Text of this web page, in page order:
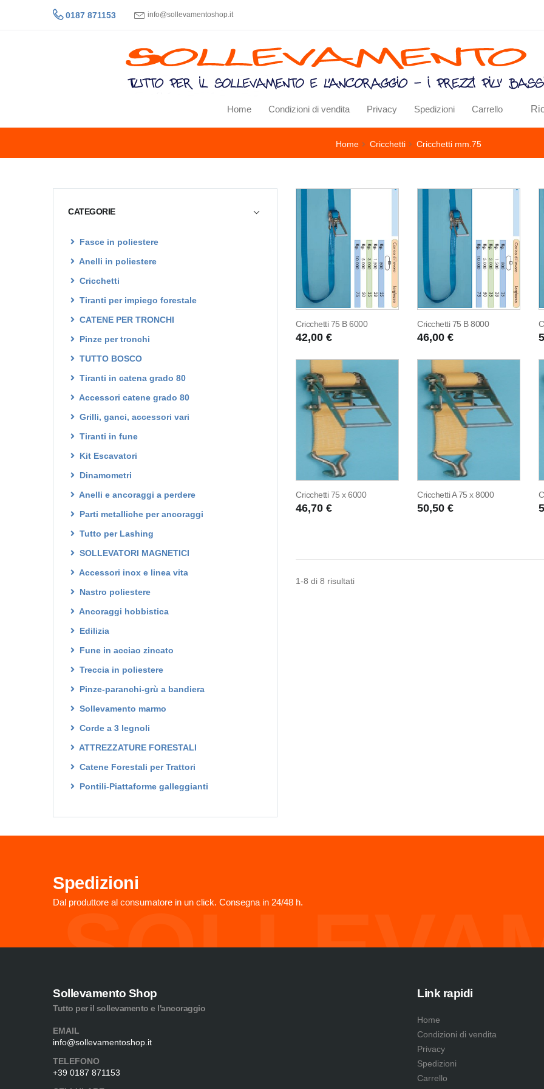
0187 871153 info@sollevamentoshop.it
Home Condizioni di vendita Privacy Spedizioni Carrello
Home Cricchetti Cricchetti mm.75
CATEGORIE
Fasce in poliestere
Anelli in poliestere
Cricchetti
Tiranti per impiego forestale
CATENE PER TRONCHI
Pinze per tronchi
TUTTO BOSCO
Tiranti in catena grado 80
Accessori catene grado 80
Grilli, ganci, accessori vari
Tiranti in fune
Kit Escavatori
Dinamometri
Anelli e ancoraggi a perdere
Parti metalliche per ancoraggi
Tutto per Lashing
SOLLEVATORI MAGNETICI
Accessori inox e linea vita
Nastro poliestere
Ancoraggi hobbistica
Edilizia
Fune in acciao zincato
Treccia in poliestere
Pinze-paranchi-grù a bandiera
Sollevamento marmo
Corde a 3 legnoli
ATTREZZATURE FORESTALI
Catene Forestali per Trattori
Pontili-Piattaforme galleggianti
Cricchetti 75 B 6000
42,00 €
Cricchetti 75 B 8000
46,00 €
Cricchetti 75 x 6000
46,70 €
Cricchetti A 75 x 8000
50,50 €
1-8 di 8 risultati
Spedizioni
Dal produttore al consumatore in un click. Consegna in 24/48 h.
Sollevamento Shop
Tutto per il sollevamento e l'ancoraggio
EMAIL
info@sollevamentoshop.it
TELEFONO
+39 0187 871153
Link rapidi
Home
Condizioni di vendita
Privacy
Spedizioni
Carrello